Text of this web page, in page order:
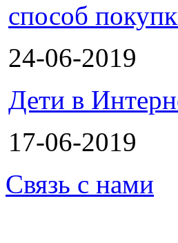
способ
24-06-2019
Дети в
17-06-2019
Связь с нами